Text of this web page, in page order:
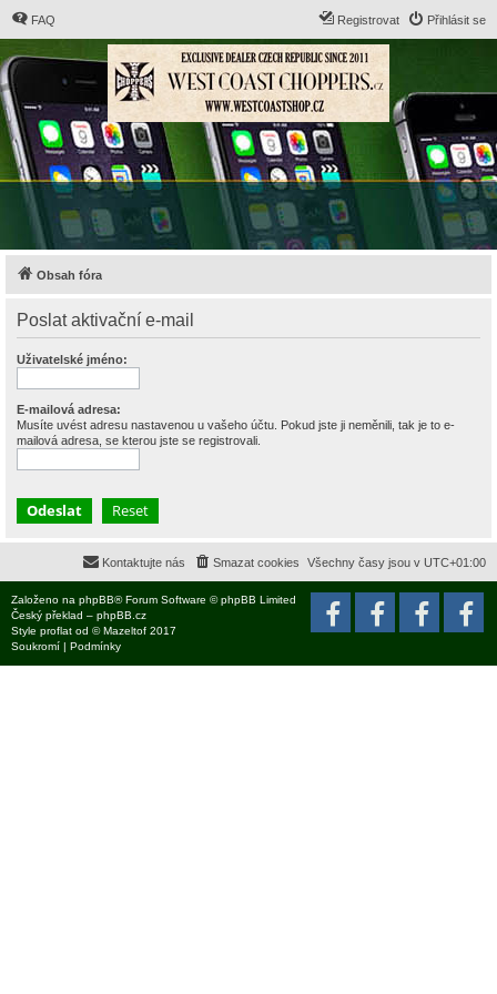
FAQ Přihlásit se
Registrovat
Obsah fóra
Poslat aktivační e-mail
Uživatelské jméno:
E-mailová adresa:
Musíte uvést adresu nastavenou u vašeho účtu. Pokud jste ji neměnili, tak je to e-
mailová adresa, se kterou jste se registrovali.
Všechny časy jsou v UTC+01:00
Smazat cookies
Kontaktujte nás
Založeno na phpBB® Forum Software © phpBB Limited
Český překlad – phpBB.cz
Style proflat od ©Mazeltof 2017
Soukromí | Podmínky